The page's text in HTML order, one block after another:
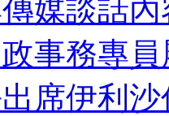
媒談話
事務專
席伊利